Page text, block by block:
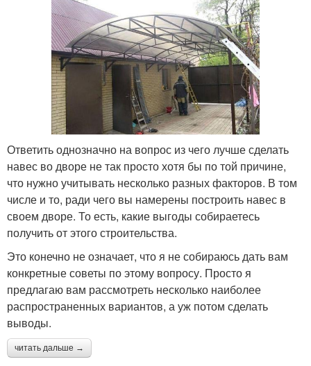
Пластиковые арки Комбинированные арки
Ответить однозначно на вопрос из чего лучше сделать
навес во дворе не так просто хотя бы по той причине,
что нужно учитывать несколько разных факторов. В том
числе и то, ради чего вы намерены построить навес в
своем дворе. То есть, какие выгоды собираетесь
получить от этого строительства.
Это конечно не означает, что я не собираюсь дать вам
конкретные советы по этому вопросу. Просто я
предлагаю вам рассмотреть несколько наиболее
распространенных вариантов, а уж потом сделать
выводы.
читать дальше →